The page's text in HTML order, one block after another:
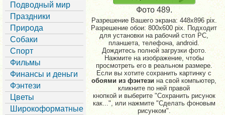
Подводный мир
Праздники
Природа
Собаки
Спорт
Фильмы
Финансы и деньги
Фэнтези
Цветы
Широкоформатные
Фото 489.
Разрешение Вашего экрана: 448x896 pix.
Разрешение обои: 800x600 pix. Подходит
для установки на рабочий стол PC,
планшета, телефона, android.
Дождитесь полной загрузки фото.
Нажмите на изображение, чтобы
просмотреть его в реальном размере.
Если вы хотите сохранить картинку с
обоями из фэнтези на свой компьютер,
кликните по ней правой
кнопкой и выберите "Сохранить рисунок
как...", или нажмите "Сделать фоновым
рисунком".